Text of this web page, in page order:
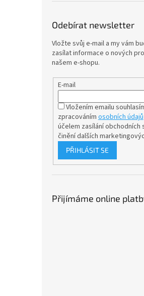
Odebírat newsletter
Vložte svůj e-mail a my vám
zasílat informace o nových
našem e-shopu.
E-mail
Vložením emailu
zpracováním osobních údajů
účelem zasílání obchodních
činění dalších
PŘIHLÁSIT SE
Přijímáme online